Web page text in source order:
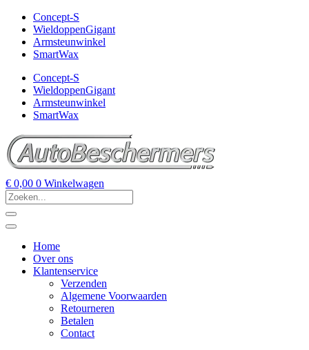
Concept-S
WieldoppenGigant
Armsteunwinkel
SmartWax
Concept-S
WieldoppenGigant
Armsteunwinkel
SmartWax
€ 0,00 0 Winkelwagen
Home
Over ons
Klantenservice
Verzenden
Algemene Voorwaarden
Retourneren
Betalen
Contact